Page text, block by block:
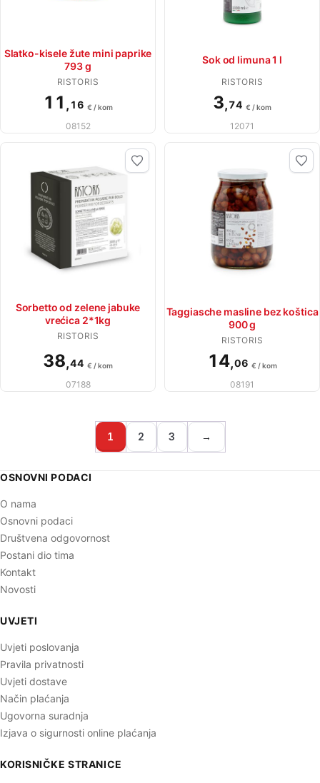
Slatko-kisele žute mini paprike
793 g
RISTORIS
11 , 16 € / kom
08152
Sok od limuna 1 l
RISTORIS
3,74 € / kom
12071
Sorbetto od zelene jabuke
vrećica 2*1kg
RISTORIS
38,44 € / kom
07188
Taggiasche masline bez koštica
900 g
RISTORIS
14,06 € / kom
08191
1 2 3 →
OSNOVNI PODACI
O nama
Osnovni podaci
Društvena odgovornost
Postani dio tima
Kontakt
Novosti
UVJETI
Uvjeti poslovanja
Pravila privatnosti
Uvjeti dostave
Način plaćanja
Ugovorna suradnja
Izjava o sigurnosti online plaćanja
KORISNIČKE STRANICE